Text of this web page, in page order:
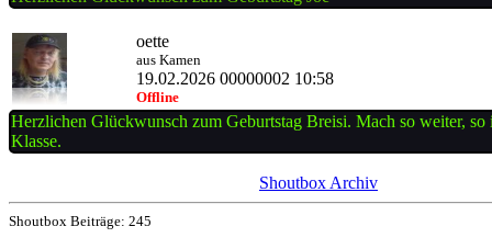
oette
aus Kamen
19.02.2026 00000002 10:58
Offline
Herzlichen Glückwunsch zum Geburtstag Breisi. Mach so weiter, so
Klasse.
Shoutbox Archiv
Shoutbox Beiträge: 245